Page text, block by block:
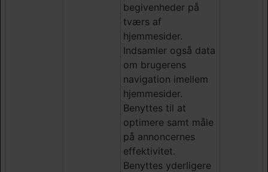
begivenheder på
tværs af
hjemmesider.
Indsamler også data
om brugerens
navigation imellem
hjemmesider.
Benyttes til at
optimere samt måle
på annoncernes
effektivitet.
Benyttes yderligere